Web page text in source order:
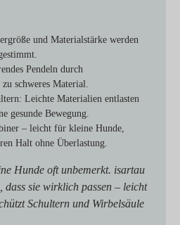
und Materialstärke werden
Pendeln durch
schweres Material.
Leichte Materialien entlasten
gesunde Bewegung.
– leicht für kleine Hunde,
Halt ohne Überlastung.
Hunde oft unbemerkt. isartau
sie wirklich passen – leicht
Schultern und Wirbelsäule